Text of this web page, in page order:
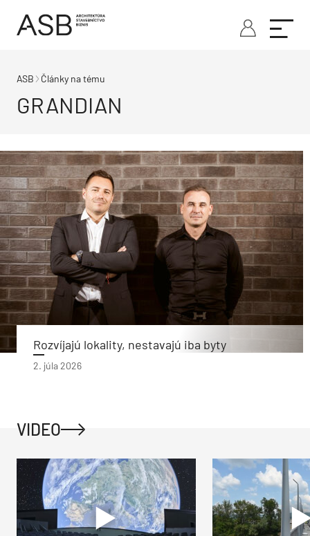
ASB Články na tému
GRANDIAN
Rozvíjajú lokality, nestavajú iba byty
2. júla 2026
VIDEO